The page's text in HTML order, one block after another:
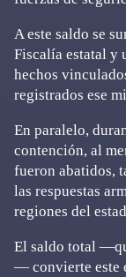
A este saldo se
Fiscalía estatal y
hechos
registrados ese
En paralelo,
contención, al
fueron abatidos,
las respuestas
regiones del
El saldo total
— convierte este